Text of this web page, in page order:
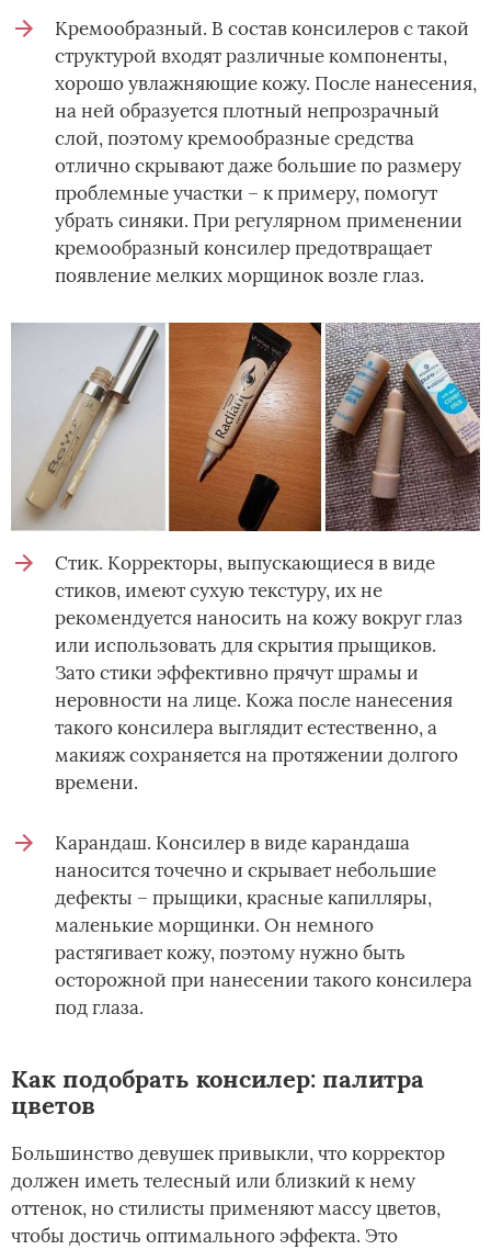
Кремообразный. В состав консилеров с такой
структурой входят различные компоненты,
хорошо увлажняющие кожу. После нанесения,
на ней образуется плотный непрозрачный
слой, поэтому кремообразные средства
отлично скрывают даже большие по размеру
проблемные участки – к примеру, помогут
убрать синяки. При регулярном применении
кремообразный консилер предотвращает
появление мелких морщинок возле глаз.
Стик. Корректоры, выпускающиеся в виде
стиков, имеют сухую текстуру, их не
рекомендуется наносить на кожу вокруг глаз
или использовать для скрытия прыщиков.
Зато стики эффективно прячут шрамы и
неровности на лице. Кожа после нанесения
такого консилера выглядит естественно, а
макияж сохраняется на протяжении долгого
времени.
Карандаш. Консилер в виде карандаша
наносится точечно и скрывает небольшие
дефекты – прыщики, красные капилляры,
маленькие морщинки. Он немного
растягивает кожу, поэтому нужно быть
осторожной при нанесении такого консилера
под глаза.
Как подобрать консилер: палитра
цветов
Большинство девушек привыкли, что корректор
должен иметь телесный или близкий к нему
оттенок, но стилисты применяют массу цветов,
чтобы достичь оптимального эффекта. Это